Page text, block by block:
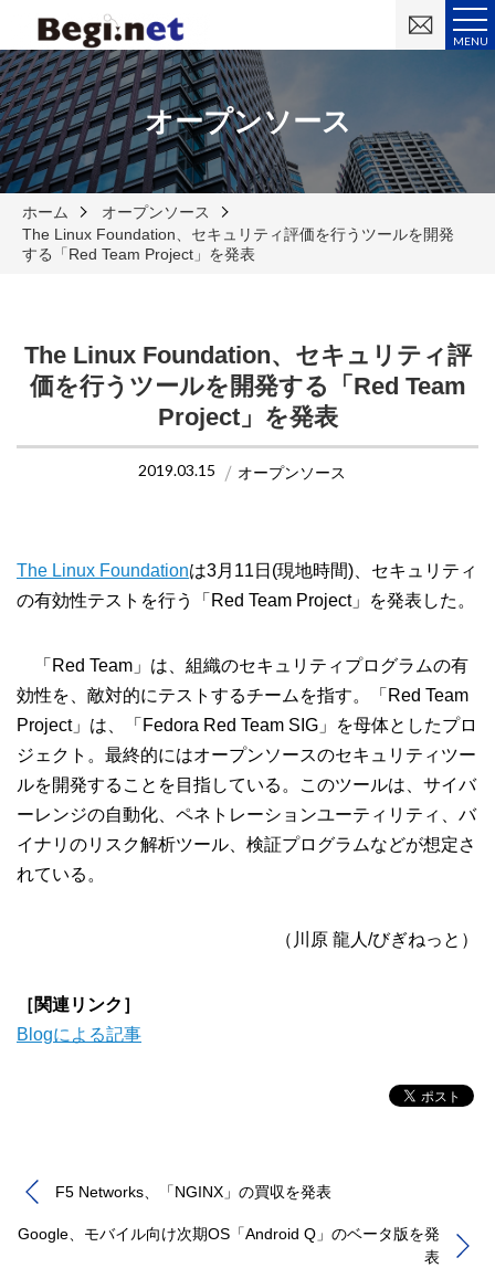
MENU
い
オープンソース
ホーム
オープンソース
The Linux Foundation、セキュリティ評価を行うツールを開発
する「Red Team Project」を発表
The Linux Foundation、セキュリティ評
価を行うツールを開発する「Red Team
Project」を発表
2019.03.15 オープンソース
The Linux Foundationは3月11日(現地時間)、セキュリティ
の有効性テストを行う「Red Team Project」を発表した。
「Red Team」は、組織のセキュリティプログラムの有
効性を、敵対的にテストするチームを指す。「Red Team
Project」は、「Fedora Red Team SIG」を母体としたプロ
ジェクト。最終的にはオープンソースのセキュリティツー
ルを開発することを目指している。このツールは、サイバ
ーレンジの自動化、ペネトレーションユーティリティ、バ
イナリのリスク解析ツール、検証プログラムなどが想定さ
れている。
（川原 龍人/びぎねっと）
［関連リンク］
Blogによる記事
F5 Networks、「NGINX」の買収を発表
Google、モバイル向け次期OS「Android Q」のベータ版を発
表